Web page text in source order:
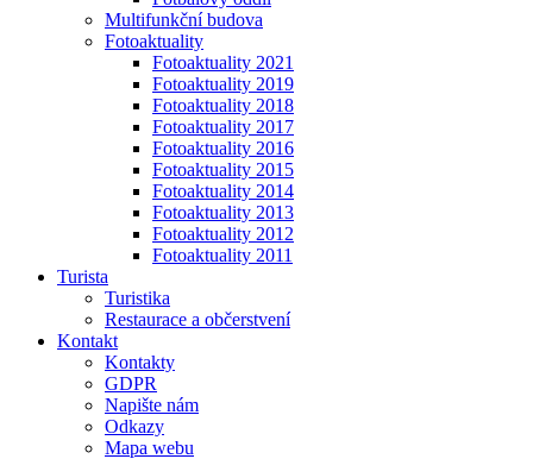
Multifunkční budova
Fotoaktuality
Fotoaktuality 2021
Fotoaktuality 2019
Fotoaktuality 2018
Fotoaktuality 2017
Fotoaktuality 2016
Fotoaktuality 2015
Fotoaktuality 2014
Fotoaktuality 2013
Fotoaktuality 2012
Fotoaktuality 2011
Turista
Turistika
Restaurace a občerstvení
Kontakt
Kontakty
GDPR
Napište nám
Odkazy
Mapa webu